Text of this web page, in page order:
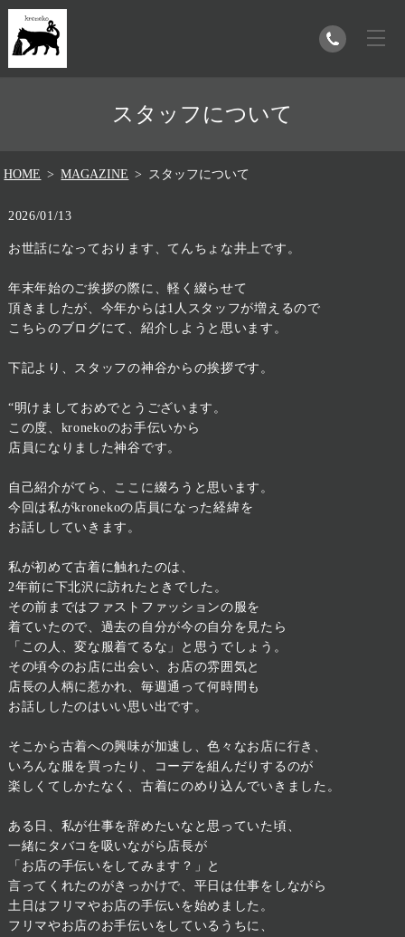
スタッフについて
HOME MAGAZINE スタッフについて
2026/01/13
お世話になっております、てんちょな井上です。
年末年始のご挨拶の際に、軽く綴らせて
頂きましたが、今年からは1人スタッフが増えるので
こちらのブログにて、紹介しようと思います。
下記より、スタッフの神谷からの挨拶です。
“明けましておめでとうございます。
この度、kronekoのお手伝いから
店員になりました神谷です。
自己紹介がてら、ここに綴ろうと思います。
今回は私がkronekoの店員になった経緯を
お話ししていきます。
私が初めて古着に触れたのは、
2年前に下北沢に訪れたときでした。
その前まではファストファッションの服を
着ていたので、過去の自分が今の自分を見たら
「この人、変な服着てるな」と思うでしょう。
その頃今のお店に出会い、お店の雰囲気と
店長の人柄に惹かれ、毎週通って何時間も
お話ししたのはいい思い出です。
そこから古着への興味が加速し、色々なお店に行き、
いろんな服を買ったり、コーデを組んだりするのが
楽しくてしかたなく、古着にのめり込んでいきました。
ある日、私が仕事を辞めたいなと思っていた頃、
一緒にタバコを吸いながら店長が
「お店の手伝いをしてみます？」と
言ってくれたのがきっかけで、平日は仕事をしながら
土日はフリマやお店の手伝いを始めました。
フリマやお店のお手伝いをしているうちに、